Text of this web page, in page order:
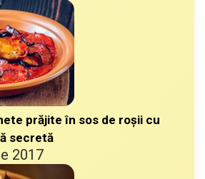
prăjite în sos de roșii cu
secretă
2017